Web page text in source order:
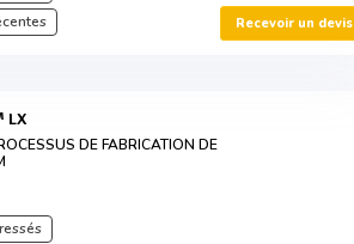
Recevoir un devis
LX
DE FABRICATION DE